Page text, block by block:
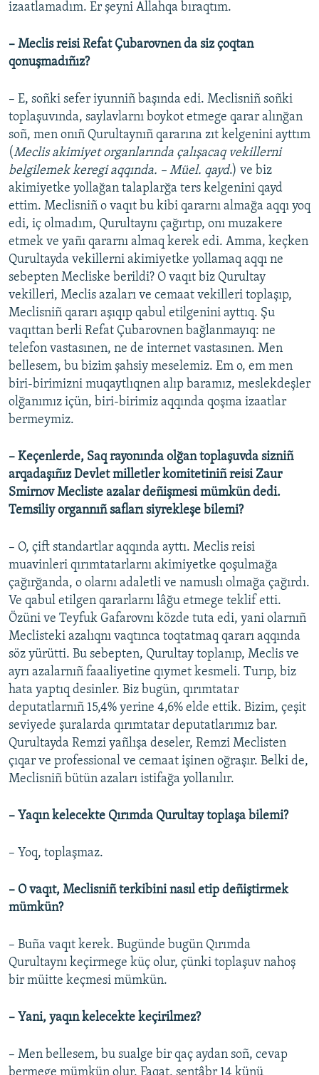
izaatlamadım. Er şeyni Allahqa bıraqtım.
– Meclis reisi Refat Çubarovnen da siz çoqtan
qonuşmadıñız?
– E, soñki sefer iyunniñ başında edi. Meclisniñ soñki
toplaşuvında, saylavlarnı boykot etmege qarar alınğan
soñ, men onıñ Qurultaynıñ qararına zıt kelgenini ayttım
(Meclis akimiyet organlarında çalışacaq vekillerni
belgilemek keregi aqqında. – Müel. qayd.) ve biz
akimiyetke yollağan talaplarğa ters kelgenini qayd
ettim. Meclisniñ o vaqıt bu kibi qararnı almağa aqqı yoq
edi, iç olmadım, Qurultaynı çağırtıp, onı muzakere
etmek ve yañı qararnı almaq kerek edi. Amma, keçken
Qurultayda vekillerni akimiyetke yollamaq aqqı ne
sebepten Mecliske berildi? O vaqıt biz Qurultay
vekilleri, Meclis azaları ve cemaat vekilleri toplaşıp,
Meclisniñ qararı aşıqıp qabul etilgenini ayttıq. Şu
vaqıttan berli Refat Çubarovnen bağlanmayıq: ne
telefon vastasınen, ne de internet vastasınen. Men
bellesem, bu bizim şahsiy meselemiz. Em o, em men
biri-birimizni muqaytlıqnen alıp baramız, meslekdeşler
olğanımız içün, biri-birimiz aqqında qoşma izaatlar
bermeymiz.
– Keçenlerde, Saq rayonında olğan toplaşuvda sizniñ
arqadaşıñız Devlet milletler komitetiniñ reisi Zaur
Smirnov Mecliste azalar deñişmesi mümkün dedi.
Temsiliy organnıñ safları siyrekleşe bilemi?
– O, çift standartlar aqqında ayttı. Meclis reisi
muavinleri qırımtatarlarnı akimiyetke qoşulmağa
çağırğanda, o olarnı adaletli ve namuslı olmağa çağırdı.
Ve qabul etilgen qararlarnı lâğu etmege teklif etti.
Özüni ve Teyfuk Gafarovnı közde tuta edi, yani olarnıñ
Meclisteki azalıqnı vaqtınca toqtatmaq qararı aqqında
söz yürütti. Bu sebepten, Qurultay toplanıp, Meclis ve
ayrı azalarnıñ faaaliyetine qıymet kesmeli. Turıp, biz
hata yaptıq desinler. Biz bugün, qırımtatar
deputatlarnıñ 15,4% yerine 4,6% elde ettik. Bizim, çeşit
seviyede şuralarda qırımtatar deputatlarımız bar.
Qurultayda Remzi yañlışa deseler, Remzi Meclisten
çıqar ve professional ve cemaat işinen oğraşır. Belki de,
Meclisniñ bütün azaları istifağa yollanılır.
– Yaqın kelecekte Qırımda Qurultay toplaşa bilemi?
– Yoq, toplaşmaz.
– O vaqıt, Meclisniñ terkibini nasıl etip deñiştirmek
mümkün?
– Buña vaqıt kerek. Bugünde bugün Qırımda
Qurultaynı keçirmege küç olur, çünki toplaşuv nahoş
bir müitte keçmesi mümkün.
– Yani, yaqın kelecekte keçirilmez?
– Men bellesem, bu sualge bir qaç aydan soñ, cevap